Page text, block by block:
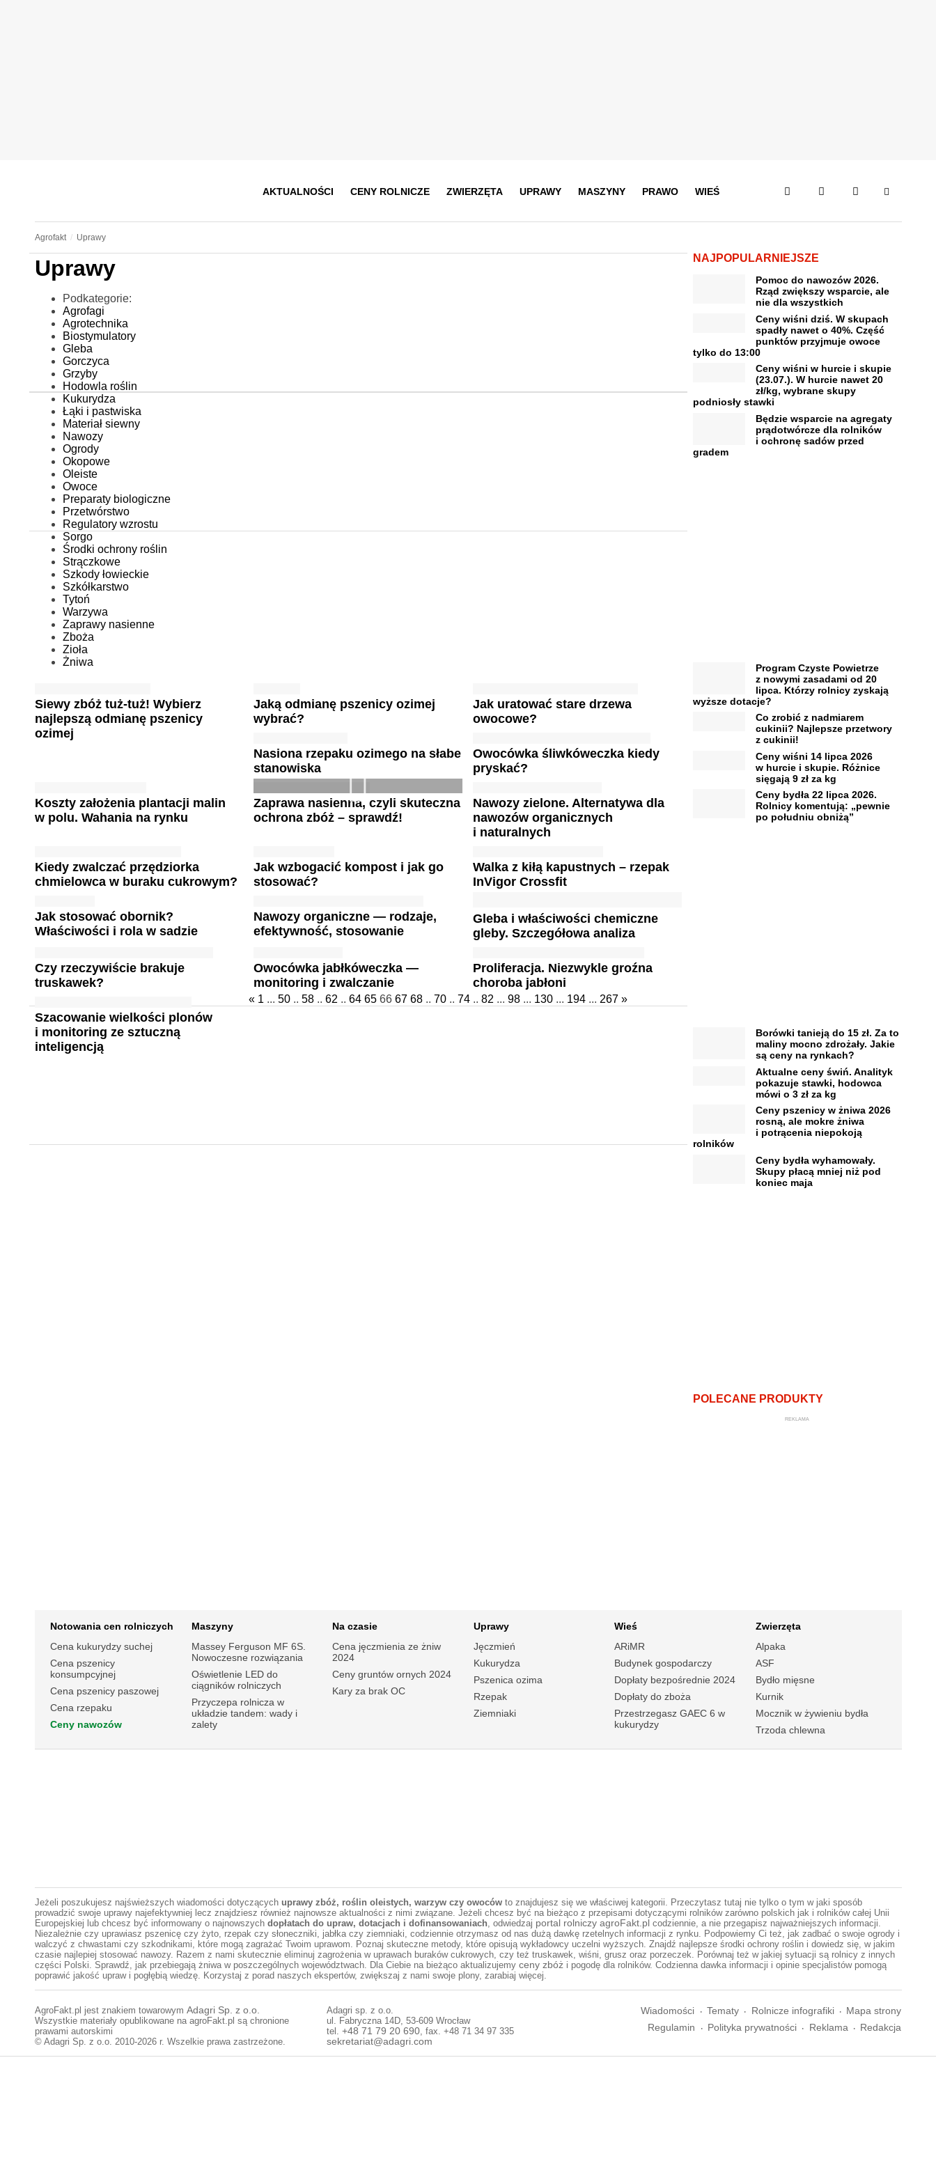
AKTUALNOŚCI CENY ROLNICZE ZWIERZĘTA UPRAWY MASZYNY PRAWO WIEŚ
Agrofakt Uprawy
Uprawy
Podkategorie:
Agrofagi
Agrotechnika
Biostymulatory
Gleba
Gorczyca
Grzyby
Hodowla roślin
Kukurydza
Łąki i pastwiska
Materiał siewny
Nawozy
Ogrody
Okopowe
Oleiste
Owoce
Preparaty biologiczne
Przetwórstwo
Regulatory wzrostu
Sorgo
Środki ochrony roślin
Strączkowe
Szkody łowieckie
Szkółkarstwo
Tytoń
Warzywa
Zaprawy nasienne
Zboża
Zioła
Żniwa
Siewy zbóż tuż-tuż! Wybierz
najlepszą odmianę pszenicy
ozimej
Jaką odmianę pszenicy ozimej
wybrać?
Jak uratować stare drzewa
owocowe?
Nasiona rzepaku ozimego na słabe
stanowiska
Owocówka śliwkóweczka kiedy
pryskać?
Koszty założenia plantacji malin
w polu. Wahania na rynku
Zaprawa nasienna, czyli skuteczna
ochrona zbóż – sprawdź!
Nawozy zielone. Alternatywa dla
nawozów organicznych
i naturalnych
Kiedy zwalczać przędziorka
chmielowca w buraku cukrowym?
Jak wzbogacić kompost i jak go
stosować?
Walka z kiłą kapustnych – rzepak
InVigor Crossfit
Jak stosować obornik?
Właściwości i rola w sadzie
Nawozy organiczne — rodzaje,
efektywność, stosowanie
Gleba i właściwości chemiczne
gleby. Szczegółowa analiza
Czy rzeczywiście brakuje
truskawek?
Owocówka jabłkóweczka —
monitoring i zwalczanie
Proliferacja. Niezwykle groźna
choroba jabłoni
Szacowanie wielkości plonów
i monitoring ze sztuczną
inteligencją
« 1 ... 50 .. 58 .. 62 .. 64 65 66 67 68 .. 70 .. 74 .. 82 ... 98 ... 130 ... 194 ... 267 »
NAJPOPULARNIEJSZE
Pomoc do nawozów 2026.
Rząd zwiększy wsparcie, ale
nie dla wszystkich
Ceny wiśni dziś. W skupach
spadły nawet o 40%. Część
punktów przyjmuje owoce
tylko do 13:00
Ceny wiśni w hurcie i skupie
(23.07.). W hurcie nawet 20
zł/kg, wybrane skupy
podniosły stawki
Będzie wsparcie na agregaty
prądotwórcze dla rolników
i ochronę sadów przed
gradem
Program Czyste Powietrze
z nowymi zasadami od 20
lipca. Którzy rolnicy zyskają
wyższe dotacje?
Co zrobić z nadmiarem
cukinii? Najlepsze przetwory
z cukinii!
Ceny wiśni 14 lipca 2026
w hurcie i skupie. Różnice
sięgają 9 zł za kg
Ceny bydła 22 lipca 2026.
Rolnicy komentują: „pewnie
po południu obniżą”
Borówki tanieją do 15 zł. Za to
maliny mocno zdrożały. Jakie
są ceny na rynkach?
Aktualne ceny świń. Analityk
pokazuje stawki, hodowca
mówi o 3 zł za kg
Ceny pszenicy w żniwa 2026
rosną, ale mokre żniwa
i potrącenia niepokoją
rolników
Ceny bydła wyhamowały.
Skupy płacą mniej niż pod
koniec maja
POLECANE PRODUKTY
REKLAMA
Notowania cen rolniczych
Cena kukurydzy suchej
Cena pszenicy
konsumpcyjnej
Cena pszenicy paszowej
Cena rzepaku
Ceny nawozów
Maszyny
Massey Ferguson MF 6S.
Nowoczesne rozwiązania
Oświetlenie LED do
ciągników rolniczych
Przyczepa rolnicza w
układzie tandem: wady i
zalety
Na czasie
Cena jęczmienia ze żniw
2024
Ceny gruntów ornych 2024
Kary za brak OC
Uprawy
Jęczmień
Kukurydza
Pszenica ozima
Rzepak
Ziemniaki
Wieś
ARiMR
Budynek gospodarczy
Dopłaty bezpośrednie 2024
Dopłaty do zboża
Przestrzegasz GAEC 6 w
kukurydzy
Zwierzęta
Alpaka
ASF
Bydło mięsne
Kurnik
Mocznik w żywieniu bydła
Trzoda chlewna
Jeżeli poszukujesz najświeższych wiadomości dotyczących uprawy zbóż, roślin oleistych, warzyw czy owocówto znajdujesz się we właściwej kategorii. Przeczytasz tutaj nie tylko o tym w jaki sposób
prowadzić swoje uprawy najefektywniej lecz znajdziesz również najnowsze aktualności z nimi związane. Jeżeli chcesz być na bieżąco z przepisami dotyczącymi rolników zarówno polskich jak i rolników całej Unii
Europejskiej lub chcesz być informowany o najnowszych dopłatach do upraw, dotacjach i dofinansowaniach, odwiedzaj portal rolniczy agroFakt.pl codziennie, a nie przegapisz najważniejszych informacji.
Niezależnie czy uprawiasz pszenicę czy żyto, rzepak czy słoneczniki, jabłka czy ziemniaki, codziennie otrzymasz od nas dużą dawkę rzetelnych informacji z rynku. Podpowiemy Ci też, jak zadbać o swoje ogrody i
walczyć z chwastami czy szkodnikami, które mogą zagrażać Twoim uprawom. Poznaj skuteczne metody, które opisują wykładowcy uczelni wyższych. Znajdź najlepsze środki ochrony roślin i dowiedz się, w jakim
czasie najlepiej stosować nawozy. Razem z nami skutecznie eliminuj zagrożenia w uprawach buraków cukrowych, czy też truskawek, wiśni, grusz oraz porzeczek. Porównaj też w jakiej sytuacji są rolnicy z innych
części Polski. Sprawdź, jak przebiegają żniwa w poszczególnych województwach. Dla Ciebie na bieżąco aktualizujemy ceny zbóżi pogodę dla rolników. Codzienna dawka informacji i opinie specjalistów pomogą
poprawić jakość upraw i pogłębią wiedzę. Korzystaj z porad naszych ekspertów, zwiększaj z nami swoje plony, zarabiaj więcej.
AgroFakt.pl jest znakiem towarowym Adagri Sp. z o.o.
Wszystkie materiały opublikowane na agroFakt.pl są chronione
prawami autorskimi
© Adagri Sp. z o.o. 2010-2026 r. Wszelkie prawa zastrzeżone.
Adagri sp. z o.o.
ul. Fabryczna 14D, 53-609 Wrocław
tel.+48 71 79 20 690 , fax. +48 71 34 97 335
sekretariat@adagri.com
Wiadomości Tematy Rolnicze infografiki
Mapa strony
Regulamin
Polityka prywatności Reklama Redakcja